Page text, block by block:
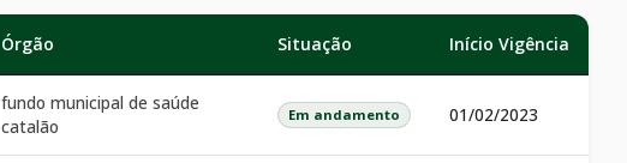
Órgão Situação Início Vigência
fundo municipal de saúde
catalão
Em andamento 01/02/2023